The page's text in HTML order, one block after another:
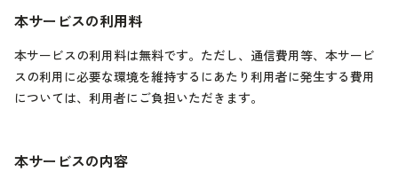
本サービスの利用料
本サービスの利用料は無料です。ただし、通信費用等、本サービ
スの利用に必要な環境を維持するにあたり利用者に発生する費用
については、利用者にご負担いただきます。
本サービスの内容